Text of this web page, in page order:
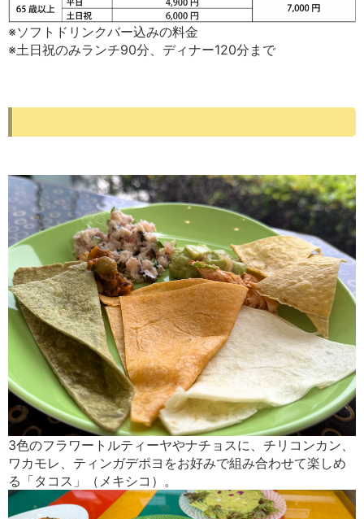
※ソフトドリンクバー込みの料金
※土日祝のみランチ90分、ディナー120分まで
3色のフラワートルティーヤやナチョスに、チリコンカン、
ワカモレ、ティンガデポヨをお好みで組み合わせて楽しめ
る「タコス」（メキシコ）。